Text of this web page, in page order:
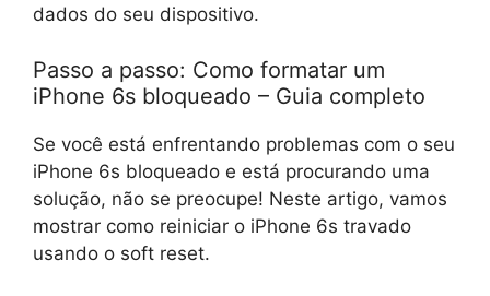
dados do seu dispositivo.
Passo a passo: Como formatar um
iPhone 6s bloqueado – Guia completo
Se você está enfrentando problemas com o seu
iPhone 6s bloqueado e está procurando uma
solução, não se preocupe! Neste artigo, vamos
mostrar como reiniciar o iPhone 6s travado
usando o soft reset.